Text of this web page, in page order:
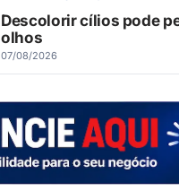
Descolorir cílios pode
olhos
07/08/2026